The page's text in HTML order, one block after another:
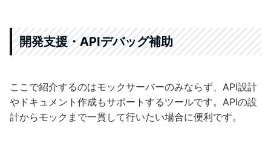
開発支援・APIデバッグ補助
ここで紹介するのはモックサーバーのみならず、API設計
やドキュメント作成もサポートするツールです。APIの設
計からモックまで一貫して行いたい場合に便利です。